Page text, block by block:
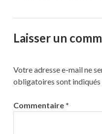
Laisser un
Votre adresse e-mail ne
obligatoires sont indiqués
Commentaire *